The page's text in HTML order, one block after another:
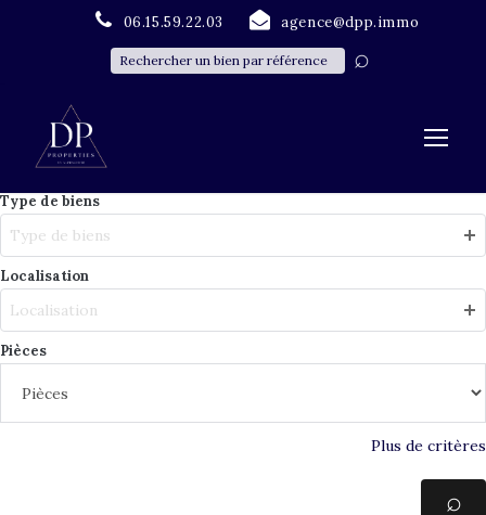
06.15.59.22.03 agence@dpp.immo
Type de biens
Type de biens
Localisation
Localisation
Pièces
Plus de critères